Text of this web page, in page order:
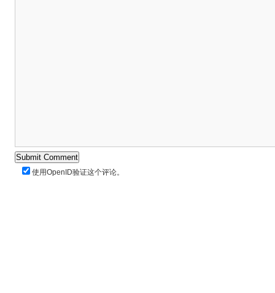
使用OpenID验证这个评论。